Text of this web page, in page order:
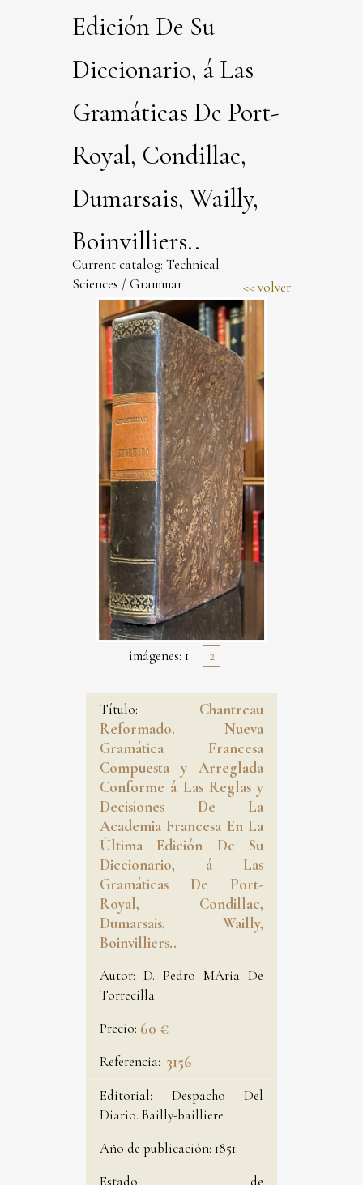
Edición De Su
Diccionario, á Las
Gramáticas De Port-
Royal, Condillac,
Dumarsais, Wailly,
Boinvilliers..
Current catalog: Technical
Sciences /Grammar volver
imágenes: 1 2
Título: Chantreau
Reformado. Nueva
Gramática Francesa
Compuesta y Arreglada
Conforme á Las Reglas y
Decisiones De La
Academia Francesa En La
Última Edición De Su
Diccionario, á Las
Gramáticas De Port-
Royal, Condillac,
Dumarsais, Wailly,
Boinvilliers..
Autor: D. Pedro MAria De
Torrecilla
Precio: 60 €
Referencia: 3156
Editorial: Despacho Del
Diario. Bailly-bailliere
Año de publicación: 1851